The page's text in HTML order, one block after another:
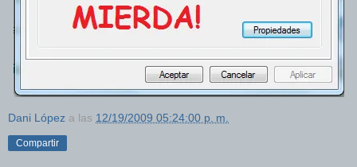
Dani López a las 12/19/2009 05:24:00 p. m.
Compartir